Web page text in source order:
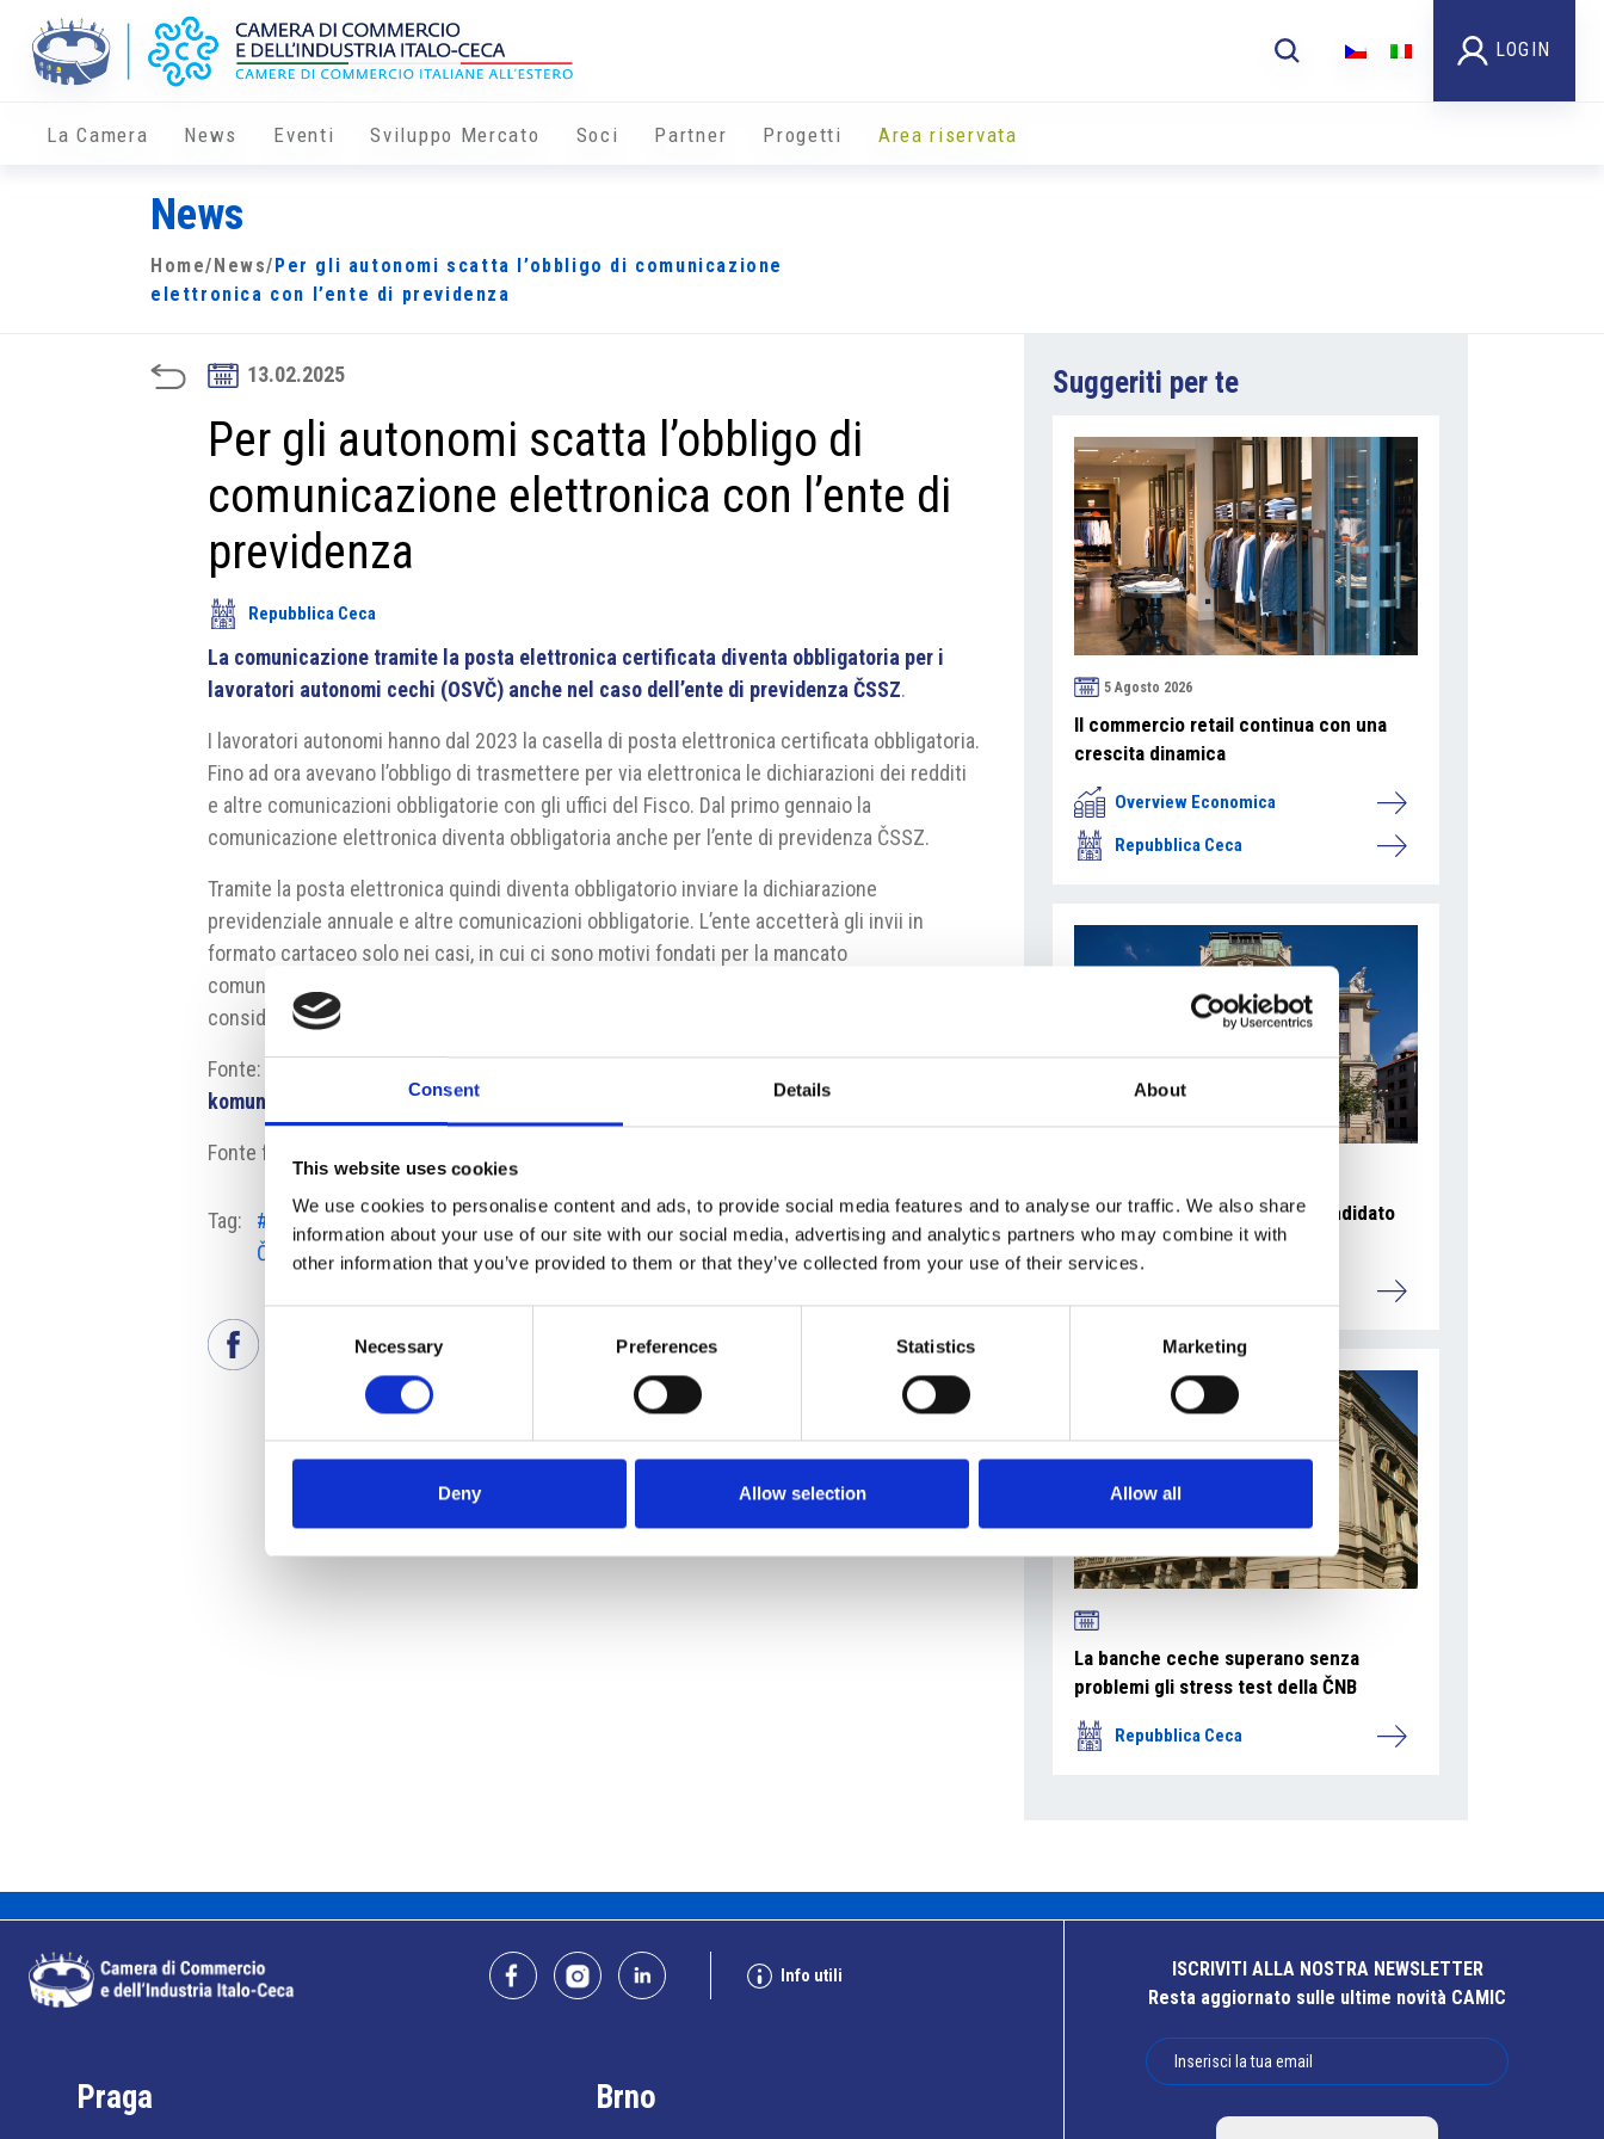
Consent Details About
This website uses cookies
We use cookies to personalise content and ads, to provide social media features and to analyse our traffic. We also share
information about your use of our site with our social media, advertising and analytics partners who may combine it with
other information that you’ve provided to them or that they’ve collected from your use of their services.
Necessary Preferences Statistics Marketing
Deny Allow selection Allow all
LOGIN
La Camera News Eventi Sviluppo Mercato Soci Partner Progetti Area riservata
News
Home/ News/ Per gli autonomi scatta l’obbligo di comunicazione
elettronica con l’ente di previdenza
13.02.2025
Per gli autonomi scatta l’obbligo di
comunicazione elettronica con l’ente di
previdenza
Repubblica Ceca
La comunicazione tramite la posta elettronica certificata diventa obbligatoria per i
lavoratori autonomi cechi (OSVČ) anche nel caso dell’ente di previdenza ČSSZ.
I lavoratori autonomi hanno dal 2023 la casella di posta elettronica certificata obbligatoria.
Fino ad ora avevano l’obbligo di trasmettere per via elettronica le dichiarazioni dei redditi
e altre comunicazioni obbligatorie con gli uffici del Fisco. Dal primo gennaio la
comunicazione elettronica diventa obbligatoria anche per l’ente di previdenza ČSSZ.
Tramite la posta elettronica quindi diventa obbligatorio inviare la dichiarazione
previdenziale annuale e altre comunicazioni obbligatorie. L’ente accetterà gli invii in
formato cartaceo solo nei casi, in cui ci sono motivi fondati per la mancato
comunicazione elettronica. Negli altri casi gli invii dei moduli in cartaceo verranno
considerati come non pervenuti, ha chiarito l’ente.
Fonte:
komunikace-od-roku-2025
Fonte fotografia: mojedatovaschranka.cz
Tag:
#ente di previdenza
ČSSZ
#lavoratori
autonomi
#OSVČ
#posta elettronica
certificata
Suggeriti per te
5 Agosto 2026
Il commercio retail continua con una
crescita dinamica
Overview Economica
Repubblica Ceca
Ano 2011 schiera un nuovo candidato
sindaco a Praga
La banche ceche superano senza
problemi gli stress test della ČNB
Repubblica Ceca
Info utili
Praga Brno
ISCRIVITI ALLA NOSTRA NEWSLETTER
Resta aggiornato sulle ultime novità CAMIC